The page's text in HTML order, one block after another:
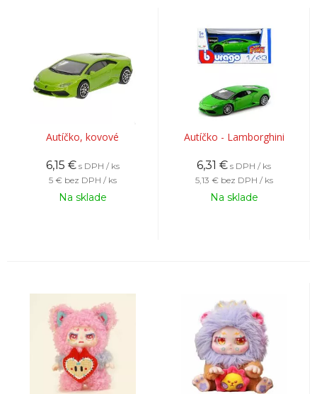
Autíčko, kovové
6,15 € s DPH / ks
5 € bez DPH / ks
Na sklade
Autíčko - Lamborghini
6,31 € s DPH / ks
5,13 € bez DPH / ks
Na sklade